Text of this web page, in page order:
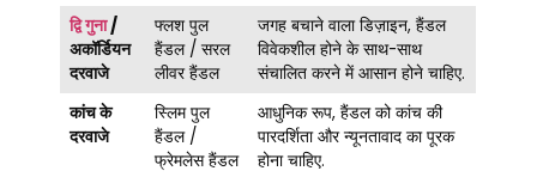
द्वि गुना/
अकॉर्डियन
दरवाजे
फ्लश पुल
हैंडल / सरल
लीवर हैंडल
जगह बचाने वाला डिज़ाइन, हैंडल
विवेकशील होने के साथ-साथ
संचालित करने में आसान होने चाहिए.
कांच के
दरवाजे
स्लिम पुल
हैंडल /
फ्रेमलेस हैंडल
आधुनिक रूप, हैंडल को कांच की
पारदर्शिता और न्यूनतावाद का पूरक
होना चाहिए.